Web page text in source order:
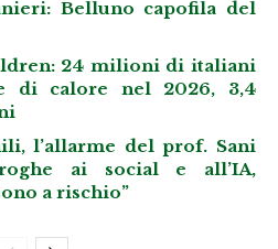
Belluno capofila del
24 milioni di italiani
di calore nel 2026, 3,4
l’allarme del prof. Sani
ai social e all’IA,
a rischio”